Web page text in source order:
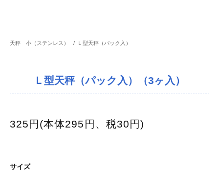
天秤 小（ステンレス） / Ｌ型天秤（パック入）
Ｌ型天秤（パック入）（3ヶ入）
325円(本体295円、税30円)
サイズ